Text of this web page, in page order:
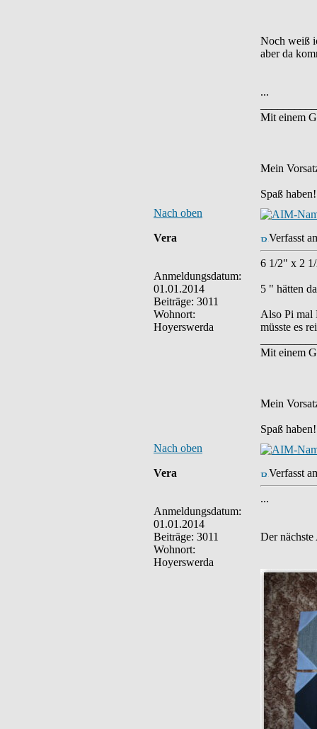
Noch weiß
aber da
...
Mit einem
Mein
Spaß
Nach oben
Vera
Anmeldungsdatum:
01.01.2014
Beiträge: 3011
Wohnort:
Hoyerswerda
Verfasst
6 1/2" x 2
5 " hätten
Also Pi mal
müsste es
Mit einem
Mein
Spaß
Nach oben
Vera
Anmeldungsdatum:
01.01.2014
Beiträge: 3011
Wohnort:
Hoyerswerda
Verfasst
...
Der nächste